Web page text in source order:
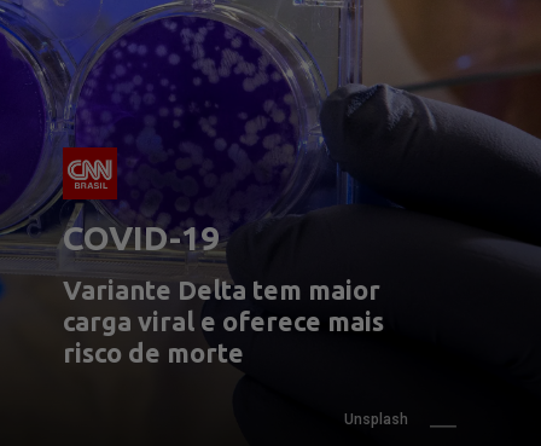
COVID-19
Unsplash
Variante Delta tem maior
carga viral e oferece mais
risco de morte